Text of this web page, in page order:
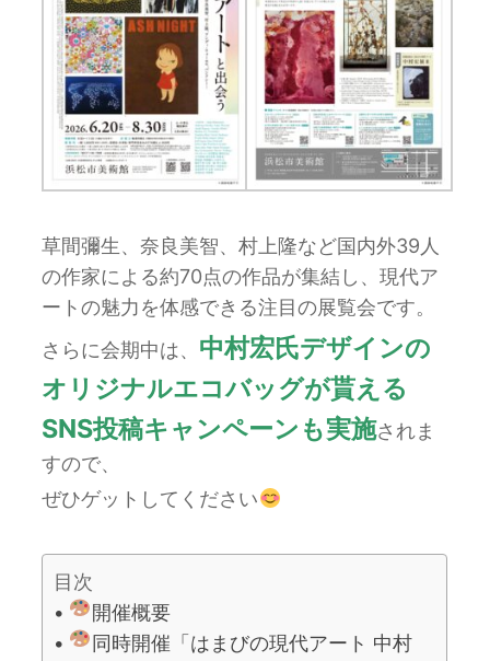
草間彌生、奈良美智、村上隆など国内外39人
の作家による約70点の作品が集結し、現代ア
ートの魅力を体感できる注目の展覧会です。
さらに会期中は、 中村宏氏デザインの
オリジナルエコバッグが貰える
SNS投稿キャンペーンも実施されま
すので、
ぜひゲットしてください
目次
開催概要
同時開催「はまびの現代アート 中村